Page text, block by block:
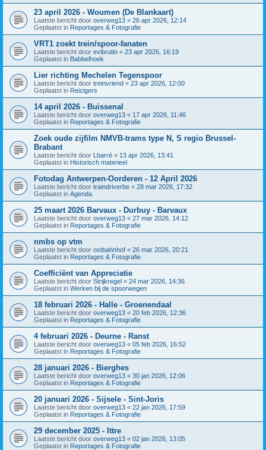
23 april 2026 - Woumen (De Blankaart)
Laatste bericht door overweg13 « 26 apr 2026, 12:14
Geplaatst in Reportages & Fotografie
VRT1 zoekt trein/spoor-fanaten
Laatste bericht door evibrutin « 23 apr 2026, 16:19
Geplaatst in Babbelhoek
Lier richting Mechelen Tegenspoor
Laatste bericht door treinvriend « 23 apr 2026, 12:00
Geplaatst in Reizigers
14 april 2026 - Buissenal
Laatste bericht door overweg13 « 17 apr 2026, 11:46
Geplaatst in Reportages & Fotografie
Zoek oude zijfilm NMVB-trams type N, S regio Brussel-
Brabant
Laatste bericht door Lbarré « 13 apr 2026, 13:41
Geplaatst in Historisch materieel
Fotodag Antwerpen-Oorderen - 12 April 2026
Laatste bericht door traindriverbe « 28 mar 2026, 17:32
Geplaatst in Agenda
25 maart 2026 Barvaux - Durbuy - Barvaux
Laatste bericht door overweg13 « 27 mar 2026, 14:12
Geplaatst in Reportages & Fotografie
nmbs op vtm
Laatste bericht door ostbahnhof « 26 mar 2026, 20:21
Geplaatst in Reportages & Fotografie
Coefficiënt van Appreciatie
Laatste bericht door Strijkregel « 24 mar 2026, 14:36
Geplaatst in Werken bij de spoorwegen
18 februari 2026 - Halle - Groenendaal
Laatste bericht door overweg13 « 20 feb 2026, 12:36
Geplaatst in Reportages & Fotografie
4 februari 2026 - Deurne - Ranst
Laatste bericht door overweg13 « 05 feb 2026, 16:52
Geplaatst in Reportages & Fotografie
28 januari 2026 - Bierghes
Laatste bericht door overweg13 « 30 jan 2026, 12:06
Geplaatst in Reportages & Fotografie
20 januari 2026 - Sijsele - Sint-Joris
Laatste bericht door overweg13 « 22 jan 2026, 17:59
Geplaatst in Reportages & Fotografie
29 december 2025 - Ittre
Laatste bericht door overweg13 « 02 jan 2026, 13:05
Geplaatst in Reportages & Fotografie